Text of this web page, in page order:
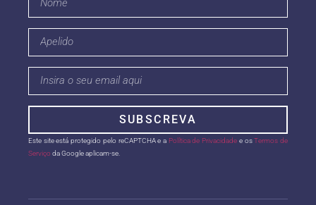
SUBSCREVA
Este site está protegido pelo reCAPTCHA e a Política de Privacidade e osTermos de
Serviço da Google aplicam-se.